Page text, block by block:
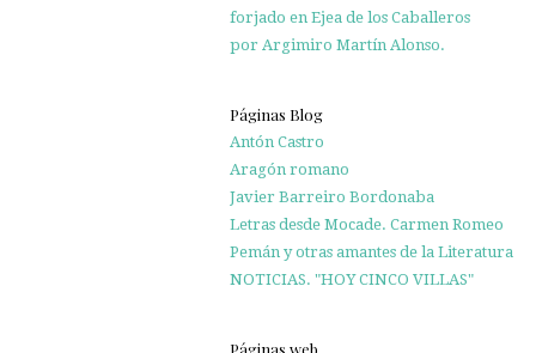
forjado en Ejea de los Caballeros
por Argimiro Martín Alonso.
Páginas Blog
Antón Castro
Aragón romano
Javier Barreiro Bordonaba
Letras desde Mocade. Carmen Romeo
Pemán y otras amantes de la Literatura
NOTICIAS. "HOY CINCO VILLAS"
Páginas web